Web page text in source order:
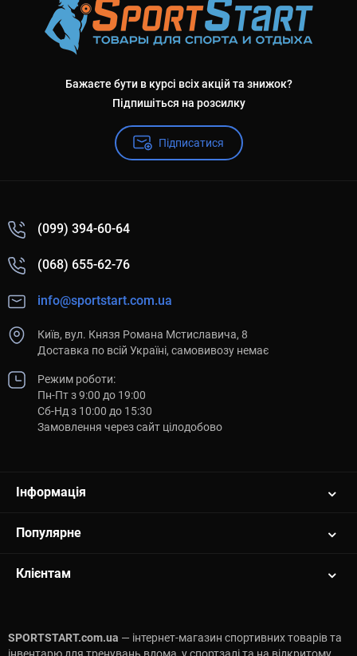
Бажаєте бути в курсі всіх акцій та знижок?
Підпишіться на розсилку
Підписатися
(099) 394-60-64
(068) 655-62-76
info@sportstart.com.ua
Київ, вул. Князя Романа Мстиславича, 8
Доставка по всій Україні, самовивозу немає
Режим роботи:
Пн-Пт з 9:00 до 19:00
Сб-Нд з 10:00 до 15:30
Замовлення через сайт цілодобово
Інформація
Популярне
Клієнтам
SPORTSTART.com.ua — інтернет-магазин спортивних товарів та